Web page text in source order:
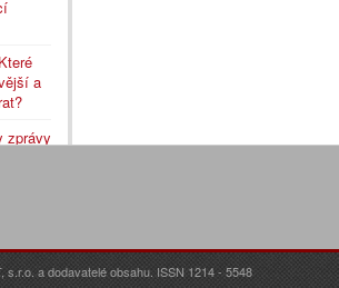
a
zprávy
s.r.o. a dodavatelé obsahu. ISSN 1214 - 5548